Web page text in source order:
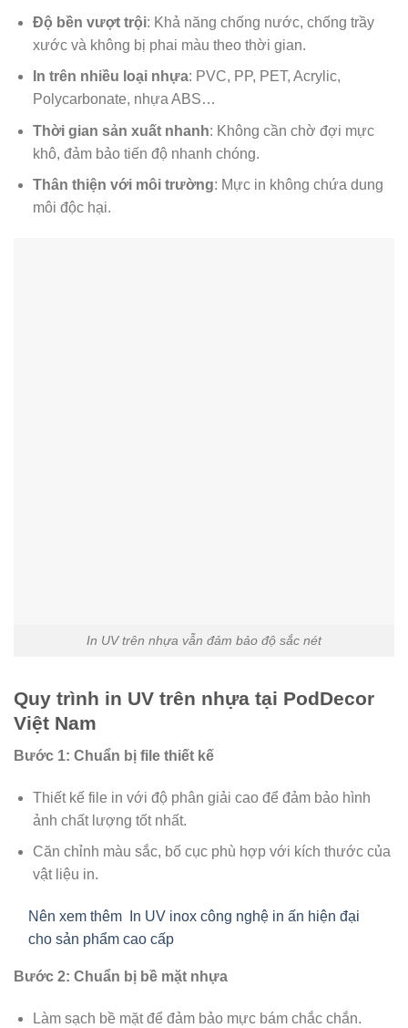
Độ bền vượt trội: Khả năng chống nước, chống trầy
xước và không bị phai màu theo thời gian.
In trên nhiều loại nhựa: PVC, PP, PET, Acrylic,
Polycarbonate, nhựa ABS…
Thời gian sản xuất nhanh: Không cần chờ đợi mực
khô, đảm bảo tiến độ nhanh chóng.
Thân thiện với môi trường: Mực in không chứa dung
môi độc hại.
In UV trên nhựa vẫn đảm bảo độ sắc nét
Quy trình in UV trên nhựa tại PodDecor
Việt Nam
Bước 1: Chuẩn bị file thiết kế
Thiết kế file in với độ phân giải cao để đảm bảo hình
ảnh chất lượng tốt nhất.
Căn chỉnh màu sắc, bố cục phù hợp với kích thước của
vật liệu in.
Nên xem thêm
In UV inox công nghệ in ấn hiện đại
cho sản phẩm cao cấp
Bước 2: Chuẩn bị bề mặt nhựa
Làm sạch bề mặt để đảm bảo mực bám chắc chắn.